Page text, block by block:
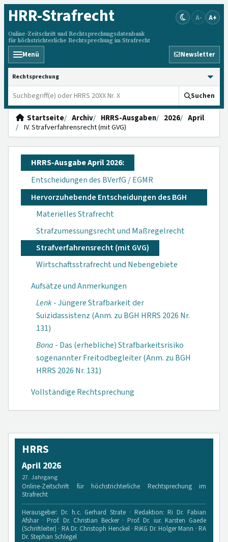
HRR-Strafrecht
Online-Zeitschrift und Rechtsprechungsdatenbank
für höchstrichterliche Rechtsprechung im Strafrecht
A- A+
Menü Newsletter
HRRS durchsuchen
Suchen
Startseite Archiv HRRS-Ausgaben 2026
April
IV. Strafverfahrensrecht (mit GVG)
HRRS-Ausgabe April 2026:
Entscheidungen des BVerfG / EGMR
Hervorzuhebende Entscheidungen des BGH
Materielles Strafrecht
Strafzumessungsrecht und Maßregelrecht
Strafverfahrensrecht (mit GVG)
Wirtschaftsstrafrecht und Nebengebiete
Aufsätze und Anmerkungen
Lenk- Jüngere Strafbarkeit der
Suizidassistenz (Anm. zu BGH HRRS 2026 Nr.
131)
Bona - Das (erhebliche) Strafbarkeitsrisiko
sogenannter Freitodbegleiter (Anm. zu BGH
HRRS 2026 Nr. 131)
Vollständige Rechtsprechung
HRRS
April 2026
27. Jahrgang
Online-Zeitschrift für höchstrichterliche Rechtsprechung im
Strafrecht
Herausgeber: Dr. h.c. Gerhard Strate · Redaktion: Ri Dr. Fabian
Afshar · Prof. Dr. Christian Becker · Prof. Dr. iur. Karsten Gaede
(Schriftleiter) · RA Dr. Christoph Henckel · RiKG Dr. Holger Mann · RA
Dr. Stephan Schlegel